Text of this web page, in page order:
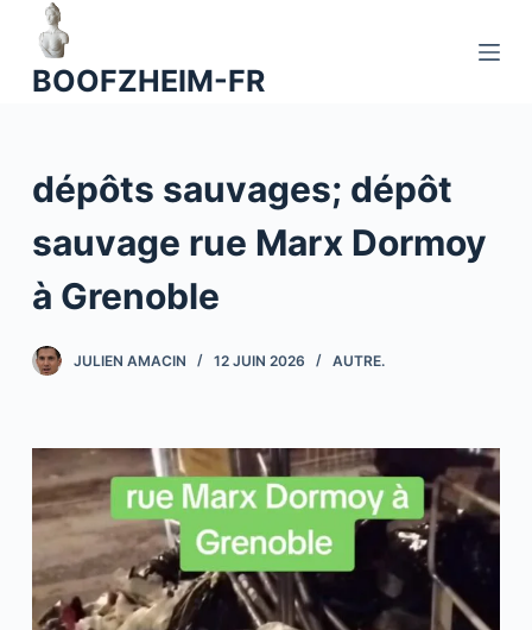
u
o
u
BOOFZHEIM-FR
dépôts sauvages; dépôt
sauvage rue Marx Dormoy
à Grenoble
JULIEN AMACIN 12 JUIN 2026 AUTRE.